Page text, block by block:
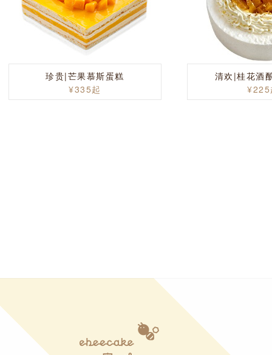
珍贵|芒果慕斯蛋糕
¥335起
清欢|桂花酒
¥225